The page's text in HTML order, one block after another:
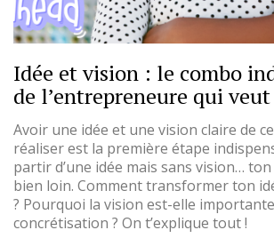
Idée et vision : le combo
de l’entrepreneure qui
Avoir une idée et une vision claire de
réaliser est la première étape
partir d’une idée mais sans vision… ton
bien loin. Comment transformer ton
? Pourquoi la vision est-elle
concrétisation ? On t’explique tout !